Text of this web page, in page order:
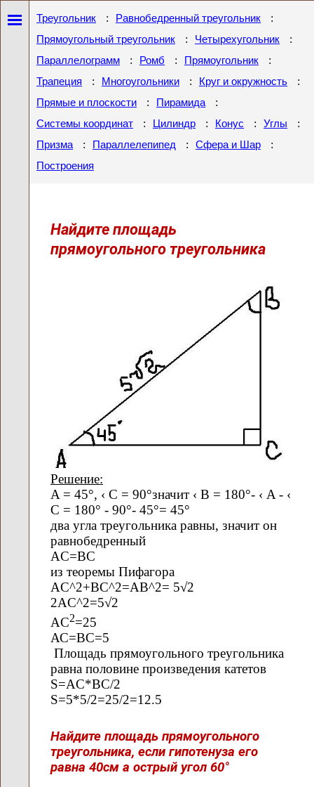
Треугольник : Равнобедренный треугольник :
Прямоугольный треугольник : Четырехугольник :
Параллелограмм : Ромб : Прямоугольник :
Трапеция : Многоугольники : Круг и окружность :
Прямые и плоскости : Пирамида :
Системы координат : Цилиндр : Конус : Углы :
Призма : Параллелепипед : Сфера и Шар :
Построения
Найдите площадь
прямоугольного треугольника
Решение:
A = 45°, ‹ C = 90°значит ‹ В = 180°- ‹ A - ‹
C = 180° - 90°- 45°= 45°
два угла треугольника равны, значит он
равнобедренный
AС=BC
из теоремы Пифагора
AC^2+BC^2=AB^2= 5√2
2AC^2=5√2
AC2=25
АС=ВС=5
Площадь прямоугольного треугольника
равна половине произведения катетов
S=AС*ВС/2
S=5*5/2=25/2=12.5
Найдите площадь прямоугольного
треугольника, если гипотенуза его
равна 40см а острый угол 60°